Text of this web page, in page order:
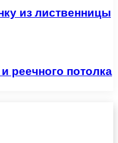
из лиственницы
реечного потолка